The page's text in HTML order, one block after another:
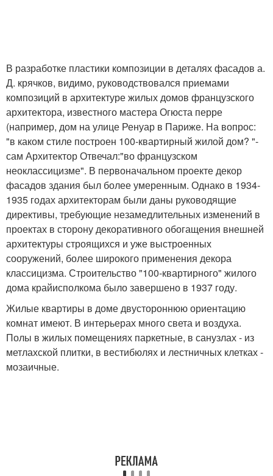
В разработке пластики композиции в деталях фасадов а.
Д. крячков, видимо, руководствовался приемами
композиций в архитектуре жилых домов французского
архитектора, известного мастера Огюста перре
(например, дом на улице Ренуар в Париже. На вопрос:
"в каком стиле построен 100-квартирный жилой дом? "-
сам Архитектор Отвечал:"во французском
неоклассицизме". В первоначальном проекте декор
фасадов здания был более умеренным. Однако в 1934-
1935 годах архитекторам были даны руководящие
директивы, требующие незамедлительных изменений в
проектах в сторону декоративного обогащения внешней
архитектуры строящихся и уже выстроенных
сооружений, более широкого применения декора
классицизма. Строительство "100-квартирного" жилого
дома крайисполкома было завершено в 1937 году.
Жилые квартиры в доме двустороннюю ориентацию
комнат имеют. В интерьерах много света и воздуха.
Полы в жилых помещениях паркетные, в санузлах - из
метлахской плитки, в вестибюлях и лестничных клетках -
мозаичные.